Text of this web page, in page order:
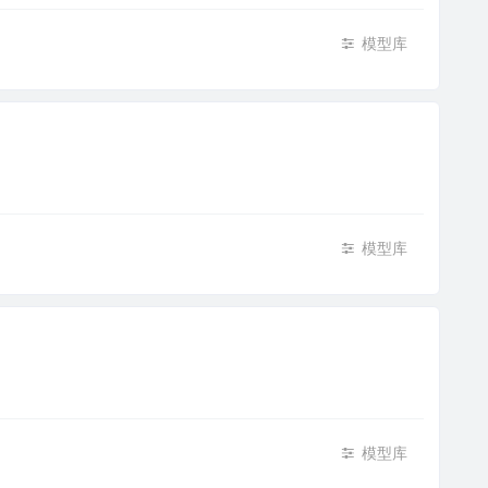
模型库
模型库
模型库